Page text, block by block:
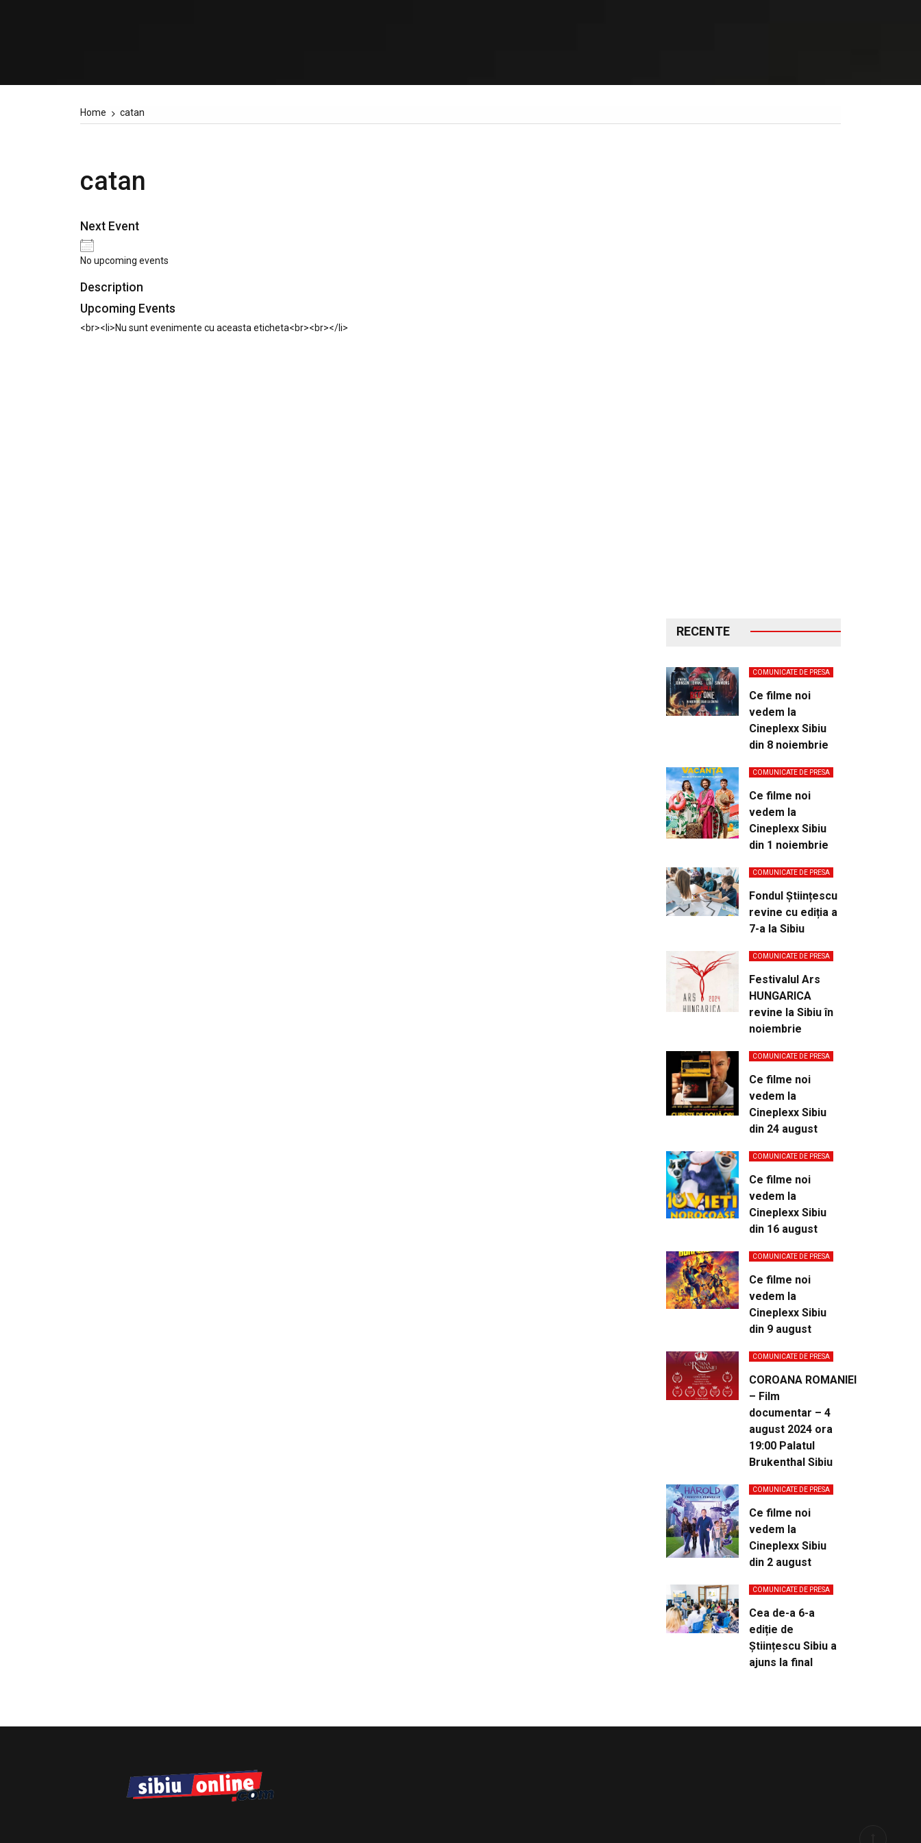
Home catan
catan
Next Event
No upcoming events
Description
Upcoming Events
<br><li>Nu sunt evenimente cu aceasta eticheta<br><br></li>
RECENTE
COMUNICATE DE PRESA
Ce filme noi
vedem la
Cineplexx Sibiu
din 8 noiembrie
COMUNICATE DE PRESA
Ce filme noi
vedem la
Cineplexx Sibiu
din 1 noiembrie
COMUNICATE DE PRESA
Fondul Științescu
revine cu ediția a
7-a la Sibiu
COMUNICATE DE PRESA
Festivalul Ars
HUNGARICA
revine la Sibiu în
noiembrie
COMUNICATE DE PRESA
Ce filme noi
vedem la
Cineplexx Sibiu
din 24 august
COMUNICATE DE PRESA
Ce filme noi
vedem la
Cineplexx Sibiu
din 16 august
COMUNICATE DE PRESA
Ce filme noi
vedem la
Cineplexx Sibiu
din 9 august
COMUNICATE DE PRESA
COROANA ROMANIEI
– Film
documentar – 4
august 2024 ora
19:00 Palatul
Brukenthal Sibiu
COMUNICATE DE PRESA
Ce filme noi
vedem la
Cineplexx Sibiu
din 2 august
COMUNICATE DE PRESA
Cea de-a 6-a
ediție de
Științescu Sibiu a
ajuns la final